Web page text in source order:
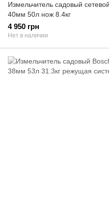
Измельчитель садовый
40мм 50л нож 8.4кг
4 950 грн
Нет в наличии